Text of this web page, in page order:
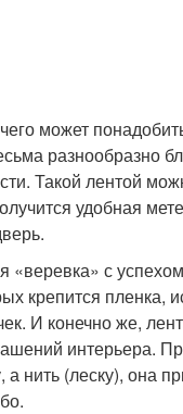
может
разнообразно
Такой лентой
удобная
«веревка» с
крепится пленка,
И конечно же,
интерьера.
а нить (леску), она